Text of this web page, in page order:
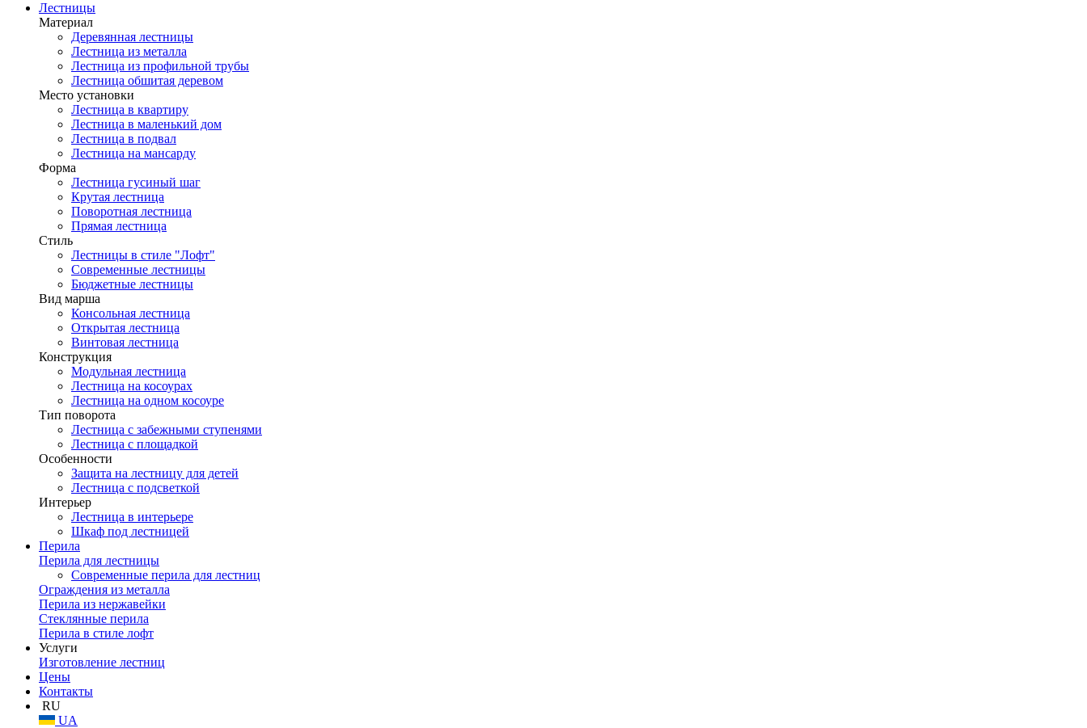
Лестницы
Материал
Деревянная лестницы
Лестница из металла
Лестница из профильной трубы
Лестница обшитая деревом
Место установки
Лестница в квартиру
Лестница в маленький дом
Лестница в подвал
Лестница на мансарду
Форма
Лестница гусиный шаг
Крутая лестница
Поворотная лестница
Прямая лестница
Стиль
Лестницы в стиле "Лофт"
Современные лестницы
Бюджетные лестницы
Вид марша
Консольная лестница
Открытая лестница
Винтовая лестница
Конструкция
Модульная лестница
Лестница на косоурах
Лестница на одном косоуре
Тип поворота
Лестница с забежными ступенями
Лестница с площадкой
Особенности
Защита на лестницу для детей
Лестница с подсветкой
Интерьер
Лестница в интерьере
Шкаф под лестницей
Перила
Перила для лестницы
Современные перила для лестниц
Ограждения из металла
Перила из нержавейки
Стеклянные перила
Перила в стиле лофт
Услуги
Изготовление лестниц
Цены
Контакты
RU
UA